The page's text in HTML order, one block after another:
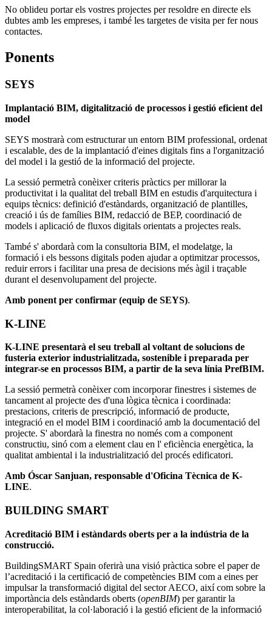
No oblideu portar els vostres projectes per resoldre en directe els
dubtes amb les empreses, i també les targetes de visita per fer nous
contactes.
Ponents
SEYS
Implantació BIM, digitalització de processos i gestió eficient del
model
SEYS mostrarà com estructurar un entorn BIM professional, ordenat
i escalable, des de la implantació d'eines digitals fins a l'organització
del model i la gestió de la informació del projecte.
La sessió permetrà conèixer criteris pràctics per millorar la
productivitat i la qualitat del treball BIM en estudis d'arquitectura i
equips tècnics: definició d'estàndards, organització de plantilles,
creació i ús de famílies BIM, redacció de BEP, coordinació de
models i aplicació de fluxos digitals orientats a projectes reals.
També s' abordarà com la consultoria BIM, el modelatge, la
formació i els bessons digitals poden ajudar a optimitzar processos,
reduir errors i facilitar una presa de decisions més àgil i traçable
durant el desenvolupament del projecte.
Amb ponent per confirmar (equip de SEYS).
K-LINE
K-LINE presentarà el seu treball al voltant de solucions de
fusteria exterior industrialitzada, sostenible i preparada per
integrar-se en processos BIM, a partir de la seva línia PrefBIM.
La sessió permetrà conèixer com incorporar finestres i sistemes de
tancament al projecte des d'una lògica tècnica i coordinada:
prestacions, criteris de prescripció, informació de producte,
integració en el model BIM i coordinació amb la documentació del
projecte. S' abordarà la finestra no només com a component
constructiu, sinó com a element clau en l' eficiència energètica, la
qualitat ambiental i la industrialització del procés edificatori.
Amb Óscar Sanjuan, responsable d'Oficina Tècnica de K-
LINE.
BUILDING SMART
Acreditació BIM i estàndards oberts per a la indústria de la
construcció.
BuildingSMART Spain oferirà una visió pràctica sobre el paper de
l’acreditació i la certificació de competències BIM com a eines per
impulsar la transformació digital del sector AECO, així com sobre la
importància dels estàndards oberts (openBIM) per garantir la
interoperabilitat, la col·laboració i la gestió eficient de la informació